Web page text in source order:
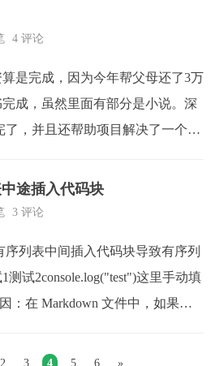
4 评论
是完成，因为今年帮父母还了3万
成，虽然里面有部分是小说。深
了，并且还帮助项目解决了一个内
iPhone15max。保持英语学习，没
目标看板中删除了，但是还是写
途插入代码块
3 评论
序列表中间插入代码块导致有序列
试2console.log("test")这里手动填
：在 Markdown 文件中，如果在
。这是因为代码块通常需要缩进
2 3 4 5 6 »